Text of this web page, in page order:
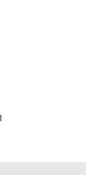
แม๊‼️ "ณวัฒน์ X แพรรี่
ซี๊ด...